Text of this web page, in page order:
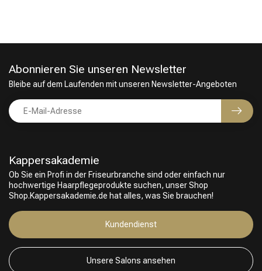
Kappersakademie
Ob Sie ein Profi in der Friseurbranche sind oder einfach nur
hochwertige Haarpflegeprodukte suchen, unser Shop
Shop.Kappersakademie.de hat alles, was Sie brauchen!
Kundendienst
Unsere Salons ansehen
Abonnieren Sie unseren Newsletter
Bleibe auf dem Laufenden mit unseren Newsletter-Angeboten